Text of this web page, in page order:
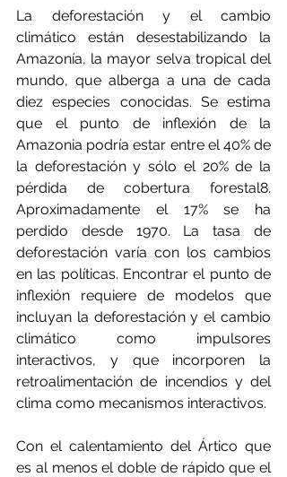
La deforestación y el cambio
climático están desestabilizando la
Amazonía, la mayor selva tropical del
mundo, que alberga a una de cada
diez especies conocidas. Se estima
que el punto de inflexión de la
Amazonia podría estar entre el 40% de
la deforestación y sólo el 20% de la
pérdida de cobertura forestal8.
Aproximadamente el 17% se ha
perdido desde 1970. La tasa de
deforestación varía con los cambios
en las políticas. Encontrar el punto de
inflexión requiere de modelos que
incluyan la deforestación y el cambio
climático como impulsores
interactivos, y que incorporen la
retroalimentación de incendios y del
clima como mecanismos interactivos.
Con el calentamiento del Ártico que
es al menos el doble de rápido que el